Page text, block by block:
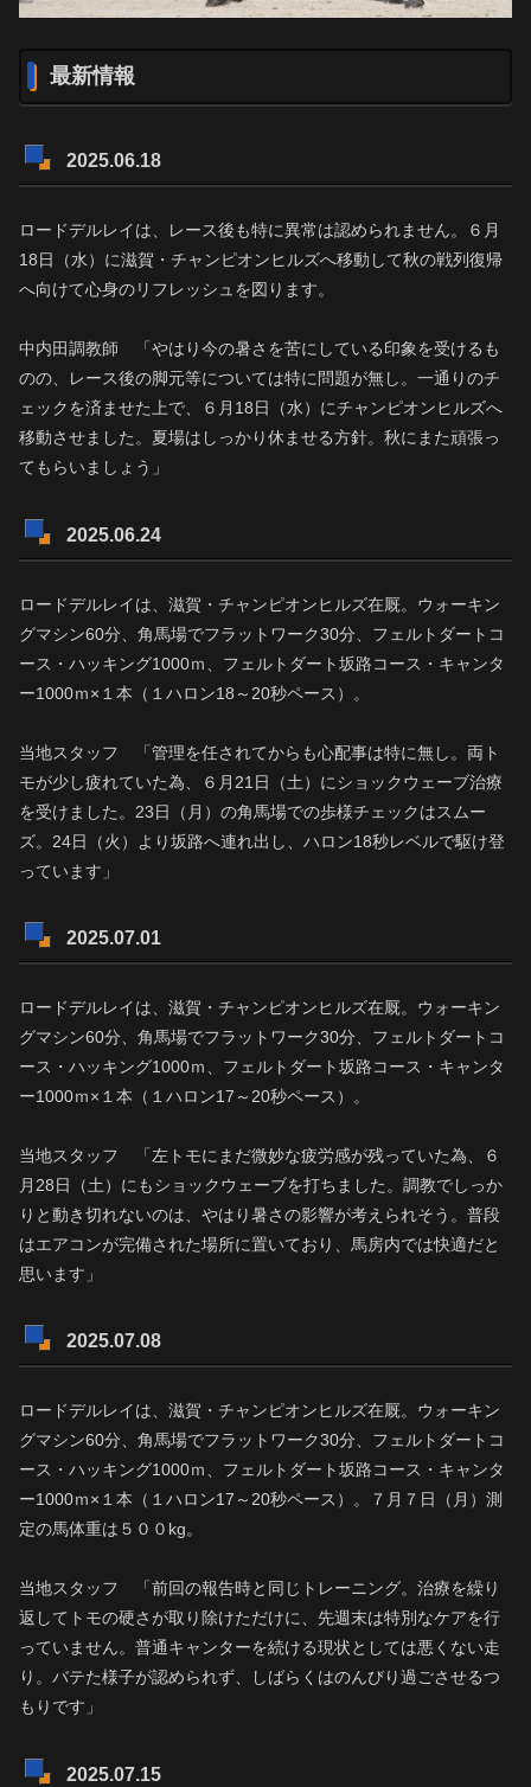
最新情報
2025.06.18
ロードデルレイは、レース後も特に異常は認められません。６月
18日（水）に滋賀・チャンピオンヒルズへ移動して秋の戦列復帰
へ向けて心身のリフレッシュを図ります。
中内田調教師 「やはり今の暑さを苦にしている印象を受けるも
のの、レース後の脚元等については特に問題が無し。一通りのチ
ェックを済ませた上で、６月18日（水）にチャンピオンヒルズへ
移動させました。夏場はしっかり休ませる方針。秋にまた頑張っ
てもらいましょう」
2025.06.24
ロードデルレイは、滋賀・チャンピオンヒルズ在厩。ウォーキン
グマシン60分、角馬場でフラットワーク30分、フェルトダートコ
ース・ハッキング1000ｍ、フェルトダート坂路コース・キャンタ
ー1000ｍ×１本（１ハロン18～20秒ペース）。
当地スタッフ 「管理を任されてからも心配事は特に無し。両ト
モが少し疲れていた為、６月21日（土）にショックウェーブ治療
を受けました。23日（月）の角馬場での歩様チェックはスムー
ズ。24日（火）より坂路へ連れ出し、ハロン18秒レベルで駆け登
っています」
2025.07.01
ロードデルレイは、滋賀・チャンピオンヒルズ在厩。ウォーキン
グマシン60分、角馬場でフラットワーク30分、フェルトダートコ
ース・ハッキング1000ｍ、フェルトダート坂路コース・キャンタ
ー1000ｍ×１本（１ハロン17～20秒ペース）。
当地スタッフ 「左トモにまだ微妙な疲労感が残っていた為、６
月28日（土）にもショックウェーブを打ちました。調教でしっか
りと動き切れないのは、やはり暑さの影響が考えられそう。普段
はエアコンが完備された場所に置いており、馬房内では快適だと
思います」
2025.07.08
ロードデルレイは、滋賀・チャンピオンヒルズ在厩。ウォーキン
グマシン60分、角馬場でフラットワーク30分、フェルトダートコ
ース・ハッキング1000ｍ、フェルトダート坂路コース・キャンタ
ー1000ｍ×１本（１ハロン17～20秒ペース）。７月７日（月）測
定の馬体重は５００kg。
当地スタッフ 「前回の報告時と同じトレーニング。治療を繰り
返してトモの硬さが取り除けただけに、先週末は特別なケアを行
っていません。普通キャンターを続ける現状としては悪くない走
り。バテた様子が認められず、しばらくはのんびり過ごさせるつ
もりです」
2025.07.15